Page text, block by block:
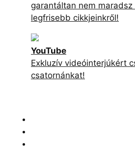
garantáltan nem maradsz
legfrisebb cikkjeinkről!
YouTube
Exkluzív videóinterjúkért
csatornánkat!